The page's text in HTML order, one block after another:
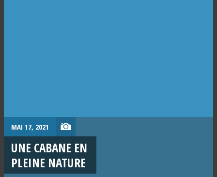
MAI 17, 2021
UNE CABANE EN
PLEINE NATURE